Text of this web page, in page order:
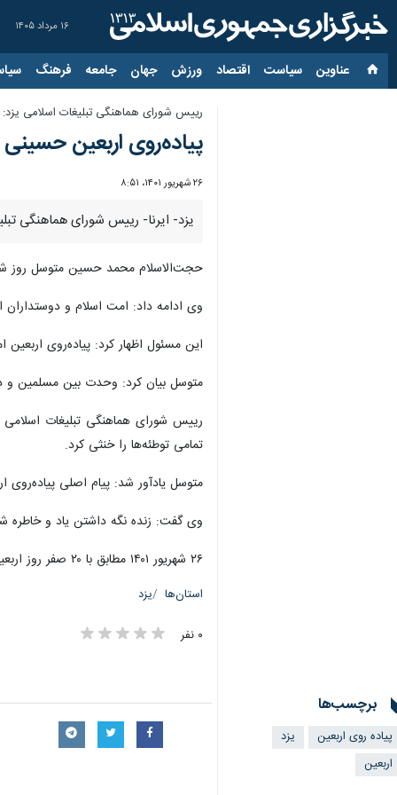
۱۶ مرداد ۱۴۰۵
عناوین‌ سیاست اقتصاد ورزش جهان جامعه فرهنگ
رییس شورای هماهنگی تبلیغات اسلامی یزد:
پیاده‌روی اربعین
۲۶ شهریور ۱۴۰۱، ۸:۵۱
یزد- ایرنا- رییس شورای هماهنگی
حجت‌الاسلام محمد حسین متوسل روز
وی ادامه داد: امت اسلام و
این مسئول اظهار کرد: پیاده‌روی
متوسل بیان کرد: وحدت بین مسلمین و
رییس شورای هماهنگی تبلیغات
تمامی توطئه‌ها را خنثی کرد.
متوسل یادآور شد: پیام اصلی
وی گفت: زنده نگه داشتن یاد و خاطره
۲۶ شهریور ۱۴۰۱ مطابق با ۲۰ صفر روز اربعین حسینی است که با برنامه‌های مختلف در استان یزد گرامی داشته می‌شود.
استان‌ها یزد
۰ نفر
برچسب‌ها
پیاده روی اربعین
یزد
اربعین